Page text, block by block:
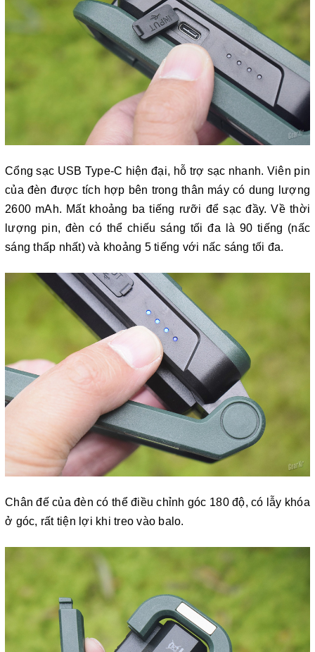
Cổng sạc USB Type-C hiện đại, hỗ trợ sạc nhanh. Viên pin
của đèn được tích hợp bên trong thân máy có dung lượng
2600 mAh. Mất khoảng ba tiếng rưỡi để sạc đầy. Về thời
lượng pin, đèn có thể chiếu sáng tối đa là 90 tiếng (nấc
sáng thấp nhất) và khoảng 5 tiếng với nấc sáng tối đa.
Chân đế của đèn có thể điều chỉnh góc 180 độ, có lẫy khóa
ở góc, rất tiện lợi khi treo vào balo.